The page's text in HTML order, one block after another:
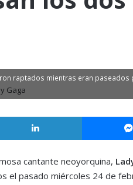
raptados mientras eran paseados
LinkedIn
cantante neoyorquina,
el pasado miércoles 24 de